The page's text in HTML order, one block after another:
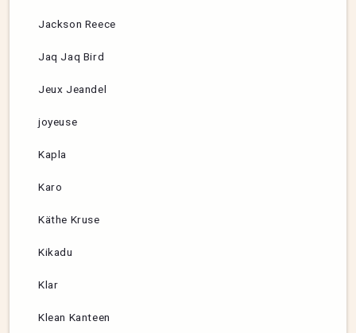
Jackson Reece
Jaq Jaq Bird
Jeux Jeandel
joyeuse
Kapla
Karo
Käthe Kruse
Kikadu
Klar
Klean Kanteen